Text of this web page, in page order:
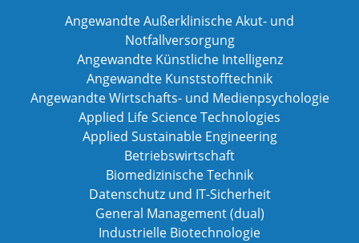
Angewandte Außerklinische Akut- und
Notfallversorgung
Angewandte Künstliche Intelligenz
Angewandte Kunststofftechnik
Angewandte Wirtschafts- und Medienpsychologie
Applied Life Science Technologies
Applied Sustainable Engineering
Betriebswirtschaft
Biomedizinische Technik
Datenschutz und IT-Sicherheit
General Management (dual)
Industrielle Biotechnologie